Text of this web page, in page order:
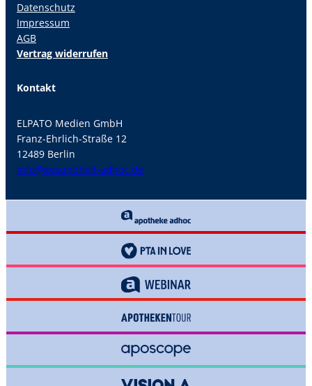
Datenschutz
Impressum
AGB
Vertrag widerrufen
Kontakt
ELPATO Medien GmbH
Franz-Ehrlich-Straße 12
12489 Berlin
info@gesundheit-adhoc.de